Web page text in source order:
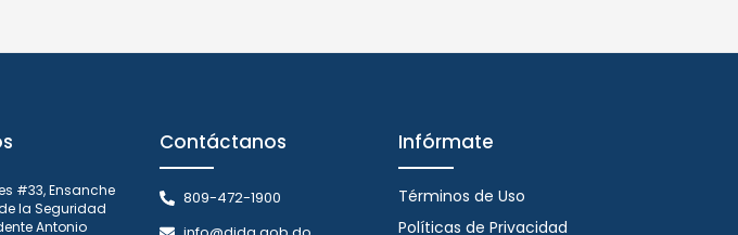
#33, Ensanche
la Seguridad
Antonio
Contáctanos
809-472-1900
Infórmate
Términos de Uso
Políticas de Privacidad